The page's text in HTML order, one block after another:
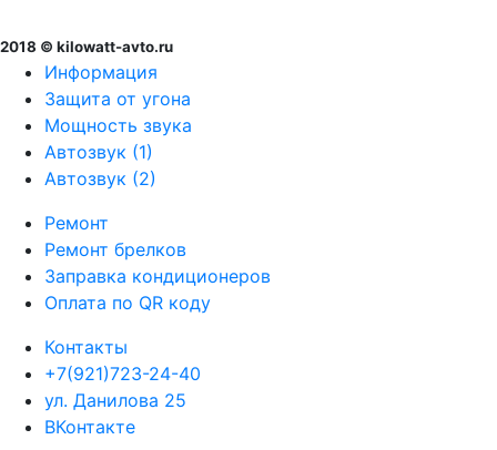
2018 © kilowatt-avto.ru
Информация
Защита от угона
Мощность звука
Автозвук (1)
Автозвук (2)
Ремонт
Ремонт брелков
Заправка кондиционеров
Оплата по QR коду
Контакты
+7(921)723-24-40
ул. Данилова 25
ВКонтакте